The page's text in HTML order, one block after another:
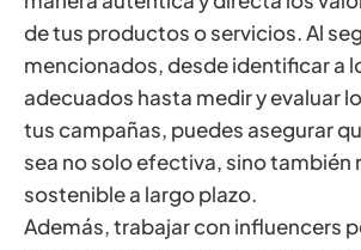
de tus productos o servicios. Al
mencionados, desde identificar a
adecuados hasta medir y evaluar
tus campañas, puedes asegurar
sea no solo efectiva, sino también
sostenible a largo plazo.
Además, trabajar con influencers